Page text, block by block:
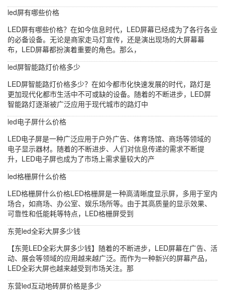
led屏有哪些价格
LED屏有哪些价格？在如今信息时代，LED屏幕已经成为了各行各业
的必备设备。无论是商家走马灯宣传，还是演出现场的大屏幕幕
布，LED屏幕都扮演着重要的角色。那么，
led屏智能路灯价格多少
LED屏智能路灯价格多少？在如今都市化快速发展的时代，路灯是
更加现代化都市生活中不可或缺的设备。随着的不断进步，LED屏
智能路灯逐渐被广泛应用于现代城市的路灯中
led电子屏什么价格
LED电子屏是一种广泛应用于户外广告、体育场馆、商场等领域的
电子显示器材。随着的不断进步、人们对信息传递的需求不断提
升，LED电子屏也成为了市场上需求量较大的产
led格栅屏什么价格
LED格栅屏什么价格LED格栅屏是一种高清晰度显示屏，多用于室内
场合，如商场、办公室、娱乐场所等。由于其高质量的显示效果、
可靠性和低能耗等特点，LED格栅屏受到
东莞led全彩大屏多少钱
【东莞LED全彩大屏多少钱】随着的不断进步，LED屏幕在广告、活
动、展会等领域的应用越来越广泛。而作为一种新兴的屏幕产品，
LED全彩大屏也越来越受到市场关注。那
东营led互动地砖屏价格是多少